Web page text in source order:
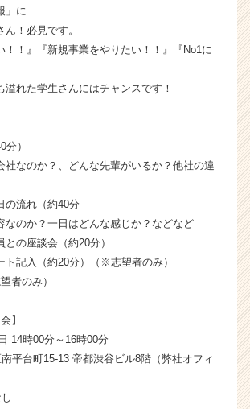
企
業
ら
カ
届
活
サ
イ
ト
チ
リ
ア
」に
！必見です。
！！』『新規事業をやりたい！！』『No1に
溢れた学生さんにはチャンスです！
分）
なのか？、どんな先輩がいるか？他社の違
の流れ（約40分
のか？一日はどんな感じか？などなど
の座談会（約20分）
ト記入（約20分）（※志望者のみ）
者のみ）
】
14時00分～16時00分
平台町15-13 帝都渋谷ビル8階（弊社オフィ